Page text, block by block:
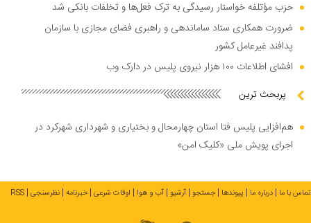
حزب مؤتلفه خواستار رسیدگی به ترک فعل‌ها و تخلفات بانکی شد
ضرورت همکاری ستاد ساماندهی و راهبری فضای مجازی با سازمان
پدافند غیرعامل کشور
افشای اطلاعات ۱۰۰ هزار نیروی پلیس در دارک وب
پربحث ترین
هم‌افزایی پلیس فتا استان چهارمحال و بختیاری و شهرداری شهرکرد در
اجرای پویش ملی «کلیک امن»
تماس با ما درباره ما پیوندها جستجو آرشیو آب و هوا اوقات شرعی خبرنامه نظرسنجی RSS